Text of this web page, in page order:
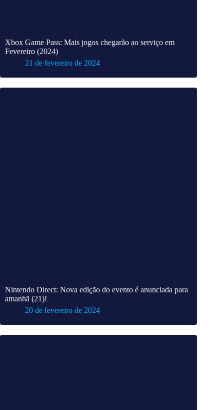
Xbox Game Pass: Mais jogos chegarão ao serviço em
Fevereiro (2024)
21 de fevereiro de 2024
Nintendo Direct: Nova edição do evento é anunciada para
amanhã (21)!
20 de fevereiro de 2024